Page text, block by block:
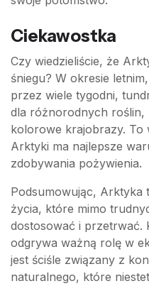
Ciekawostka
Czy wiedzieliście, że
śniegu? W okresie
przez wiele tygodni,
dla różnorodnych roślin,
kolorowe krajobrazy. To
Arktyki ma najlepsze
zdobywania pożywienia.
Podsumowując, Arktyka
życia, które mimo
dostosować i przetrwać.
odgrywa ważną rolę w
jest ściśle związany z
naturalnego, które